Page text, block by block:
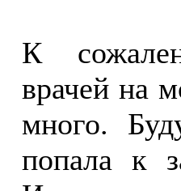
К
врачей на
много.
попала к